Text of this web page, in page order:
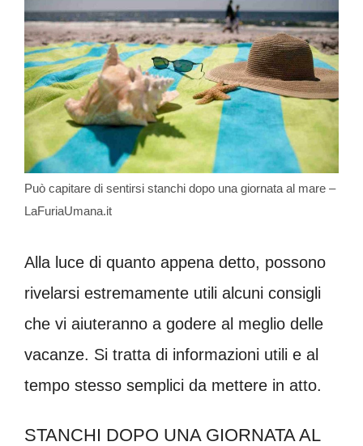
Può capitare di sentirsi stanchi dopo una giornata al mare –
LaFuriaUmana.it
Alla luce di quanto appena detto, possono
rivelarsi estremamente utili alcuni consigli
che vi aiuteranno a godere al meglio delle
vacanze. Si tratta di informazioni utili e al
tempo stesso semplici da mettere in atto.
STANCHI DOPO UNA GIORNATA AL